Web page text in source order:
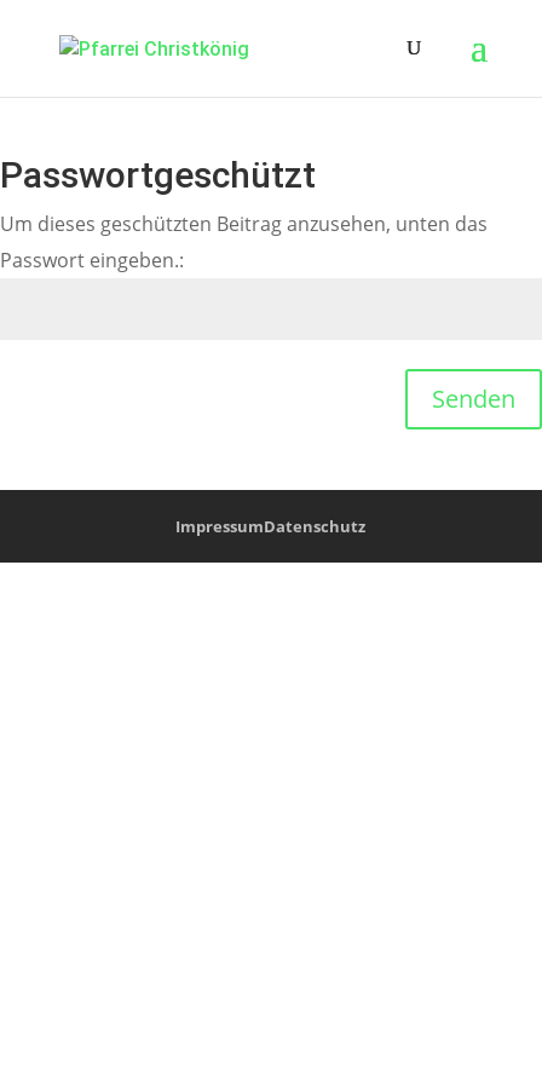
Passwortgeschützt
Um dieses geschützten Beitrag anzusehen, unten das
Passwort eingeben.:
Senden
ImpressumDatenschutz